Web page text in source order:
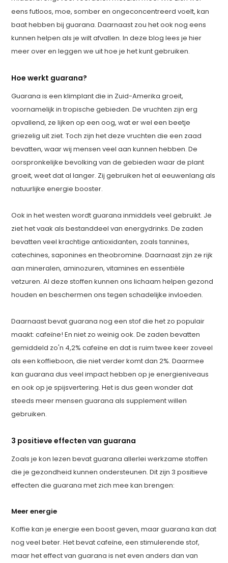
eens futloos, moe, somber en ongeconcentreerd voelt, kan
baat hebben bij guarana. Daarnaast zou het ook nog eens
kunnen helpen als je wilt afvallen. In deze blog lees je hier
meer over en leggen we uit hoe je het kunt gebruiken.
Hoe werkt guarana?
Guarana is een klimplant die in Zuid-Amerika groeit,
voornamelijk in tropische gebieden. De vruchten zijn erg
opvallend, ze lijken op een oog, wat er wel een beetje
griezelig uit ziet. Toch zijn het deze vruchten die een zaad
bevatten, waar wij mensen veel aan kunnen hebben. De
oorspronkelijke bevolking van de gebieden waar de plant
groeit, weet dat al langer. Zij gebruiken het al eeuwenlang als
natuurlijke energie booster.
Ook in het westen wordt guarana inmiddels veel gebruikt. Je
ziet het vaak als bestanddeel van energydrinks. De zaden
bevatten veel krachtige antioxidanten, zoals tannines,
catechines, saponines en theobromine. Daarnaast zijn ze rijk
aan mineralen, aminozuren, vitamines en essentiële
vetzuren. Al deze stoffen kunnen ons lichaam helpen gezond
houden en beschermen ons tegen schadelijke invloeden.
Daarnaast bevat guarana nog een stof die het zo populair
maakt: cafeïne! En niet zo weinig ook. De zaden bevatten
gemiddeld zo'n 4,2% cafeïne en dat is ruim twee keer zoveel
als een koffieboon, die niet verder komt dan 2%. Daarmee
kan guarana dus veel impact hebben op je energieniveaus
en ook op je spijsvertering. Het is dus geen wonder dat
steeds meer mensen guarana als supplement willen
gebruiken.
3 positieve effecten van guarana
Zoals je kon lezen bevat guarana allerlei werkzame stoffen
die je gezondheid kunnen ondersteunen. Dit zijn 3 positieve
effecten die guarana met zich mee kan brengen:
Meer energie
Koffie kan je energie een boost geven, maar guarana kan dat
nog veel beter. Het bevat cafeïne, een stimulerende stof,
maar het effect van guarana is net even anders dan van